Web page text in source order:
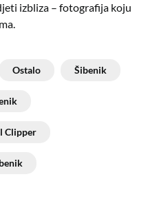
izbliza – fotografija koju
Ostalo Šibenik
Clipper